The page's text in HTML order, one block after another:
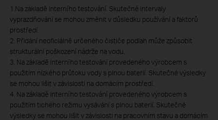
1.Na základě interního testování. Skutečné intervaly
vyprazdňování se mohou změnit v důsledku používání a faktorů
prostředí.
2. Přidání neoficiálně určeného čističe podlah může způsobit
strukturální poškození nádrže na vodu.
3. Na základě interního testování provedeného výrobcem s
použitím nízkého průtoku vody s plnou baterií. Skutečné výsledky
se mohou lišit v závislosti na domácím prostředí.
4. Na základě interního testování provedeného výrobcem s
použitím tichého režimu vysávání s plnou baterií. Skutečné
výsledky se mohou lišit v závislosti na pracovním stavu a domácím